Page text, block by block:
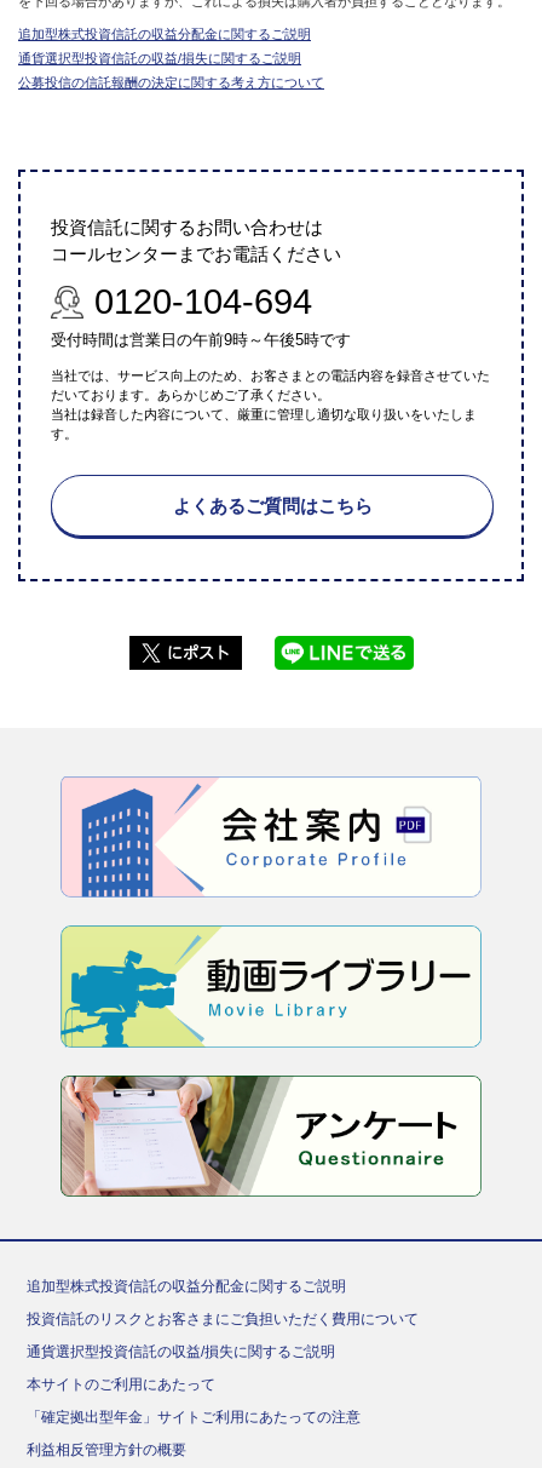
追加型株式投資信託の収益分配金に関するご説明
通貨選択型投資信託の収益/損失に関するご説明
公募投信の信託報酬の決定に関する考え方について
投資信託に関するお問い合わせは
コールセンターまでお電話ください
0120-104-694
受付時間は営業日の午前9時～午後5時です
当社では、サービス向上のため、お客さまとの電話内容を録音させていた
だいております。あらかじめご了承ください。
当社は録音した内容について、厳重に管理し適切な取り扱いをいたしま
す。
よくあるご質問はこちら
追加型株式投資信託の収益分配金に関するご説明
投資信託のリスクとお客さまにご負担いただく費用について
通貨選択型投資信託の収益/損失に関するご説明
本サイトのご利用にあたって
「確定拠出型年金」サイトご利用にあたっての注意
利益相反管理方針の概要